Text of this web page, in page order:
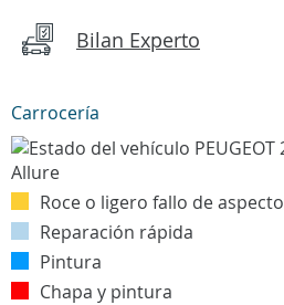
Bilan Experto
Carrocería
Roce o ligero fallo de aspecto
Reparación rápida
Pintura
Chapa y pintura